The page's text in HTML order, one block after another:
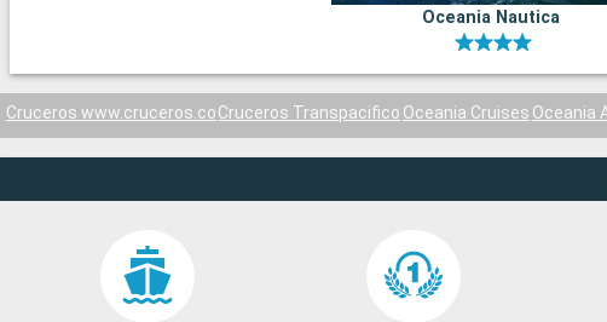
Oceania Nautica
Cruceros www.cruceros.coCruceros Transpacifico Oceania Cruises Oceania